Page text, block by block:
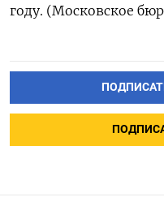
году. (Московское